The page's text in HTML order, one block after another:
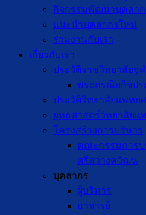
กิจกรรมพัฒนาบุคลาก
แนะนำบุคลากรใหม่
ร่วมงานกับเรา
เกี่ยวกับเรา
ประวัติราชวิทยาลัยจุ
พระกรณียกิจป
ประวัติวิทยาลัยแพทย
ยุทธศาสตร์วิทยาลัยแ
โครงสร้างการบริหาร
คณะกรรมการป
ศรีสวางควัฒน
บุคลากร
ผู้บริหาร
อาจารย์